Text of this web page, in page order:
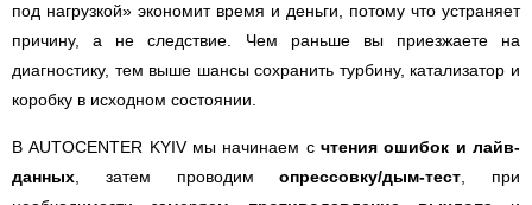
под нагрузкой» экономит время и деньги, потому что устраняет
причину, а не следствие. Чем раньше вы приезжаете на
диагностику, тем выше шансы сохранить турбину, катализатор и
коробку в исходном состоянии.
В AUTOCENTER KYIV мы начинаем с чтения ошибок и лайв-
данных , затем проводимопрессовку/дым-тест , при